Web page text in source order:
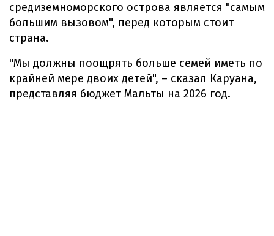
средиземноморского острова является "самым
большим вызовом", перед которым стоит
страна.
"Мы должны поощрять больше семей иметь по
крайней мере двоих детей", – сказал Каруана,
представляя бюджет Мальты на 2026 год.